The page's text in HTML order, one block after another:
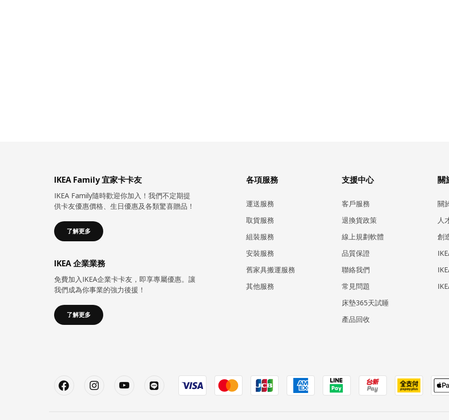
IKEA Family 宜家卡卡友
IKEA Family隨時歡迎你加入！我們不定期提
供卡友優惠價格、生日優惠及各類驚喜贈品！
了解更多
IKEA 企業業務
免費加入IKEA企業卡卡友，即享專屬優惠。讓
我們成為你事業的強力後援！
了解更多
各項服務
運送服務
取貨服務
組裝服務
安裝服務
​舊家具搬運服務
其他服務
支援中心
客戶服務
退換貨政策
線上規劃軟體
品質保證
聯絡我們
常見問題
床墊365天試睡
產品回收
關
關
人
創